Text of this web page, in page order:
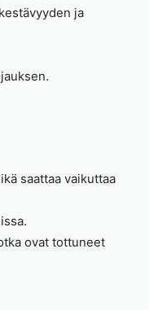
ja
saattaa vaikuttaa
ovat tottuneet